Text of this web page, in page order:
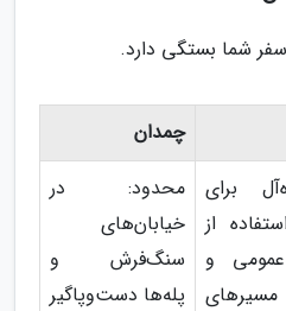
شما بستگی دارد.
چمدان
برای
از
و
محدود: در
خیابان‌های
سنگ‌فرش و
پله‌ها دست‌وپاگیر